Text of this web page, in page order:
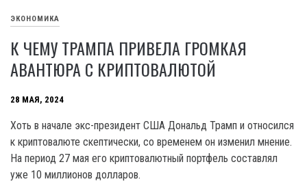
ЭКОНОМИКА
К ЧЕМУ ТРАМПА ПРИВЕЛА ГРОМКАЯ
АВАНТЮРА С КРИПТОВАЛЮТОЙ
28 МАЯ, 2024
Хоть в начале экс-президент США Дональд Трамп и относился
к криптовалюте скептически, со временем он изменил мнение.
На период 27 мая его криптовалютный портфель составлял
уже 10 миллионов долларов.